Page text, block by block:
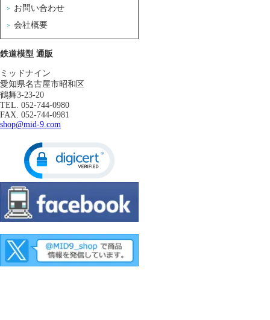
お問い合わせ
会社概要
鉄道模型 通販
ミッドナイン
愛知県名古屋市昭和区
鶴舞3-23-20
TEL. 052-744-0980
FAX. 052-744-0981
shop@mid-9.com